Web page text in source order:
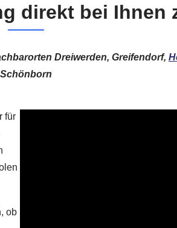
direkt bei Ihnen
Dreiwerden, Greifendorf,
Schönborn
für
ob